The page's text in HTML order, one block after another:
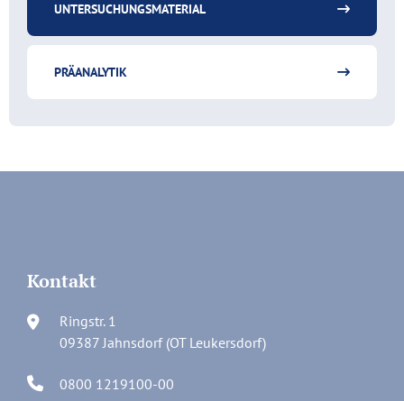
UNTERSUCHUNGSMATERIAL
PRÄANALYTIK
Kontakt
Ringstr. 1
09387 Jahnsdorf (OT Leukersdorf)
0800 1219100-00